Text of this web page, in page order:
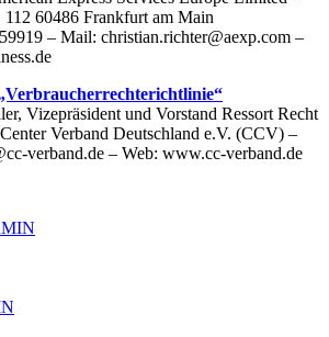
60486 Frankfurt am Main
– Mail: christian.richter@aexp.com –
Vizepräsident und Vorstand Ressort Recht
Verband Deutschland e.V. (CCV) –
verband.de – Web: www.cc-verband.de